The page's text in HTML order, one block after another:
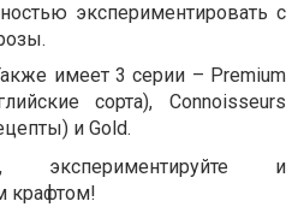
экспериментировать с
имеет 3 серии – Premium
сорта), Connoisseurs
и Gold.
экспериментируйте и
крафтом!